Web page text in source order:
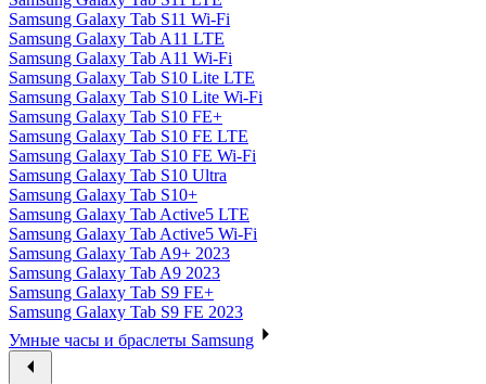
Samsung Galaxy Tab S11 Wi-Fi
Samsung Galaxy Tab A11 LTE
Samsung Galaxy Tab A11 Wi-Fi
Samsung Galaxy Tab S10 Lite LTE
Samsung Galaxy Tab S10 Lite Wi-Fi
Samsung Galaxy Tab S10 FE+
Samsung Galaxy Tab S10 FE LTE
Samsung Galaxy Tab S10 FE Wi-Fi
Samsung Galaxy Tab S10 Ultra
Samsung Galaxy Tab S10+
Samsung Galaxy Tab Active5 LTE
Samsung Galaxy Tab Active5 Wi-Fi
Samsung Galaxy Tab A9+ 2023
Samsung Galaxy Tab A9 2023
Samsung Galaxy Tab S9 FE+
Samsung Galaxy Tab S9 FE 2023
Умные часы и браслеты Samsung